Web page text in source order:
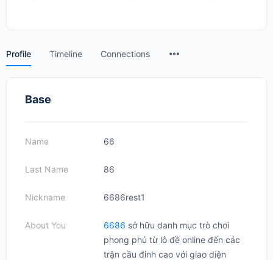
Profile Timeline Connections
Base
Name 66
Last Name 86
Nickname 6686rest1
About You 6686 sở hữu danh mục trò chơi
phong phú từ lô đề online đến các
trận cầu đỉnh cao với giao diện